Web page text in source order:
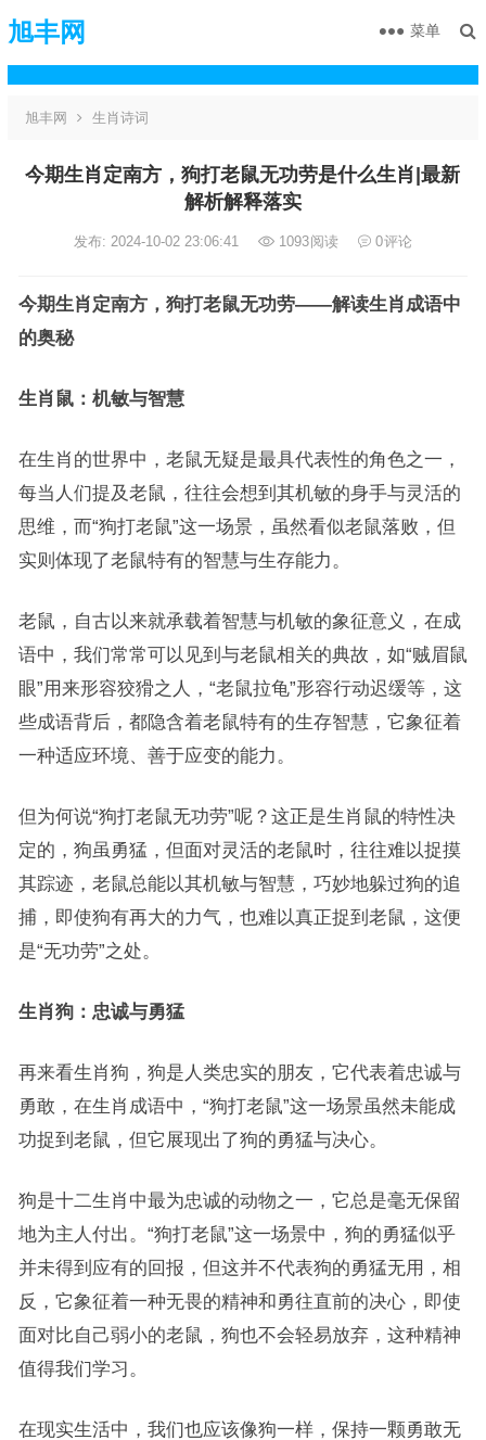
旭丰网 菜单
旭丰网 生肖诗词
今期生肖定南方，狗打老鼠无功劳是什么生肖|最新
解析解释落实
发布: 2024-10-02 23:06:41 1093阅读 0评论
今期生肖定南方，狗打老鼠无功劳——解读生肖成语中
的奥秘
生肖鼠：机敏与智慧
在生肖的世界中，老鼠无疑是最具代表性的角色之一，
每当人们提及老鼠，往往会想到其机敏的身手与灵活的
思维，而“狗打老鼠”这一场景，虽然看似老鼠落败，但
实则体现了老鼠特有的智慧与生存能力。
老鼠，自古以来就承载着智慧与机敏的象征意义，在成
语中，我们常常可以见到与老鼠相关的典故，如“贼眉鼠
眼”用来形容狡猾之人，“老鼠拉龟”形容行动迟缓等，这
些成语背后，都隐含着老鼠特有的生存智慧，它象征着
一种适应环境、善于应变的能力。
但为何说“狗打老鼠无功劳”呢？这正是生肖鼠的特性决
定的，狗虽勇猛，但面对灵活的老鼠时，往往难以捉摸
其踪迹，老鼠总能以其机敏与智慧，巧妙地躲过狗的追
捕，即使狗有再大的力气，也难以真正捉到老鼠，这便
是“无功劳”之处。
生肖狗：忠诚与勇猛
再来看生肖狗，狗是人类忠实的朋友，它代表着忠诚与
勇敢，在生肖成语中，“狗打老鼠”这一场景虽然未能成
功捉到老鼠，但它展现出了狗的勇猛与决心。
狗是十二生肖中最为忠诚的动物之一，它总是毫无保留
地为主人付出。“狗打老鼠”这一场景中，狗的勇猛似乎
并未得到应有的回报，但这并不代表狗的勇猛无用，相
反，它象征着一种无畏的精神和勇往直前的决心，即使
面对比自己弱小的老鼠，狗也不会轻易放弃，这种精神
值得我们学习。
在现实生活中，我们也应该像狗一样，保持一颗勇敢无